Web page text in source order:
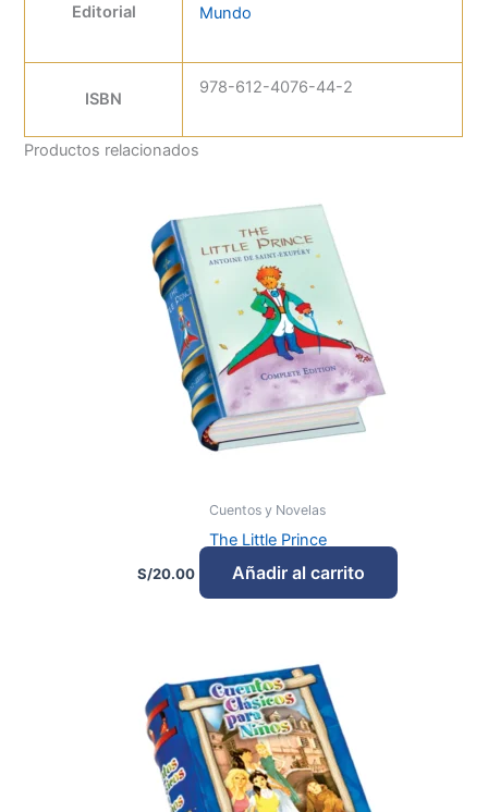
Editorial
Mundo
ISBN
978-612-4076-44-2
Productos relacionados
Cuentos y Novelas
The Little Prince
S/20.00 Añadir al carrito